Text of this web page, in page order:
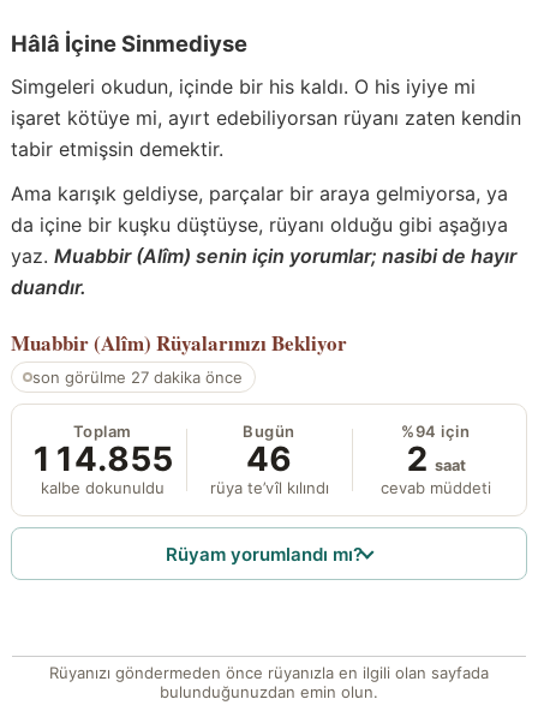
Hâlâ İçine Sinmediyse
Simgeleri okudun, içinde bir his kaldı. O his iyiye mi
işaret kötüye mi, ayırt edebiliyorsan rüyanı zaten kendin
tabir etmişsin demektir.
Ama karışık geldiyse, parçalar bir araya gelmiyorsa, ya
da içine bir kuşku düştüyse, rüyanı olduğu gibi aşağıya
yaz. Muabbir (Alîm) senin için yorumlar; nasibi de hayır
duandır.
Muabbir (Alîm) Rüyalarınızı Bekliyor
son görülme 27 dakika önce
Toplam
114.855
kalbe dokunuldu
Bugün
46
rüya te’vîl kılındı
%94 için
2 saat
cevab müddeti
Rüyam yorumlandı mı?
Rüyanızı göndermeden önce rüyanızla en ilgili olan sayfada
bulunduğunuzdan emin olun.